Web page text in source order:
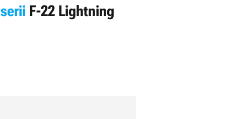
F-22 Lightning